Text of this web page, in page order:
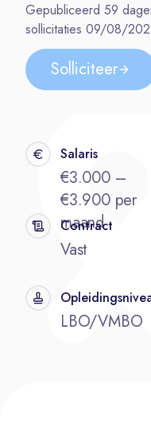
Gepubliceerd 59
sollicitaties 09/08/
Solliciteer
Salaris
€3.000 –
€3.900 per
maand
Contract
Vast
LBO/VMBO